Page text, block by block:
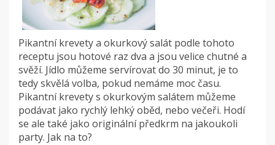
Pikantní krevety a okurkový salát podle tohoto
receptu jsou hotové raz dva a jsou velice chutné a
svěží. Jídlo můžeme servírovat do 30 minut, je to
tedy skvělá volba, pokud nemáme moc času.
Pikantní krevety s okurkovým salátem můžeme
podávat jako rychlý lehký oběd, nebo večeři. Hodí
se ale také jako originální předkrm na jakoukoli
party. Jak na to?